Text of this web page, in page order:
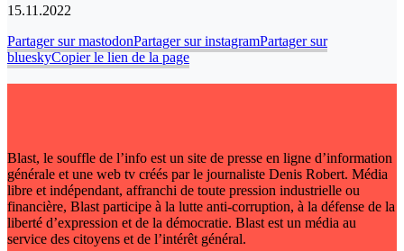
15.11.2022
Partager sur mastodonPartager sur instagramPartager sur
blueskyCopier le lien de la page
Blast, le souffle de l’info est un site de presse en ligne d’information
générale et une web tv créés par le journaliste Denis Robert. Média
libre et indépendant, affranchi de toute pression industrielle ou
financière, Blast participe à la lutte anti-corruption, à la défense de la
liberté d’expression et de la démocratie. Blast est un média au
service des citoyens et de l’intérêt général.